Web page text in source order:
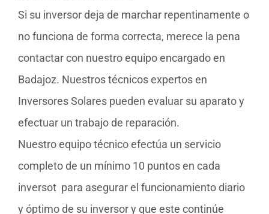
Si su inversor deja de marchar repentinamente o
no funciona de forma correcta, merece la pena
contactar con nuestro equipo encargado en
Badajoz. Nuestros técnicos expertos en
Inversores Solares pueden evaluar su aparato y
efectuar un trabajo de reparación.
Nuestro equipo técnico efectúa un servicio
completo de un mínimo 10 puntos en cada
inversot para asegurar el funcionamiento diario
y óptimo de su inversor y que este continúe